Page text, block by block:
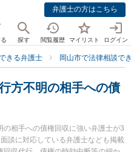
弁護士の方はこちら
探す 閲覧履歴 マイリスト ログイン
きる弁護士 岡山市で法律相談で
方不明の相手への債
相手への債権回収に強い弁護士が3
談に対応している弁護士なども掲載